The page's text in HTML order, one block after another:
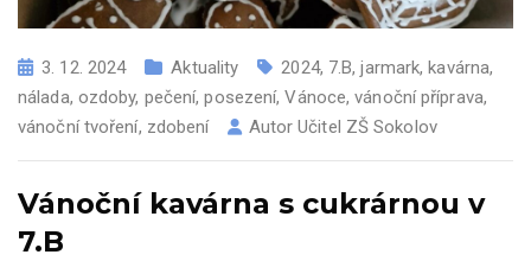
3. 12. 2024 Aktuality 2024, 7.B,jarmark,kavárna,
nálada, ozdoby, pečení,posezení,Vánoce,vánoční příprava,
vánoční tvoření, zdobení AutorUčitel ZŠ Sokolov
Vánoční kavárna s cukrárnou v
7.B